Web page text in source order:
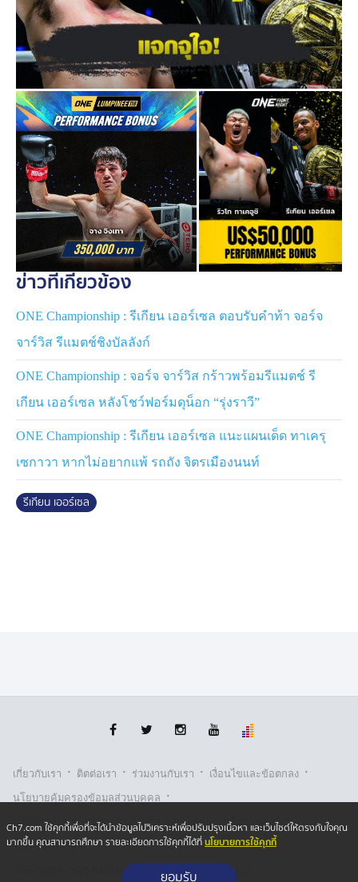
บาท ไปครอง ได้แก่ “จาง จิงเทา
” นักชกหน้าใหม่จากแดน
มังกร
ขณะที่ศึกONE Fight Night 34
จึงไม่มีข้อผูกมัดใด ๆ ในการพิจารณา และการชนะน็อกหรือ
119วันศุกร์ที่ 8 ส.ค.นี้ โดยแฟนกีฬาชาวไทยสามารถจอง
บัตรเข้าชมในสนามผ่านทาง THAI TICKET MAJOR คู่แรก
35 (ภาษาไทย) เริ่ม 20.30 น. รวมทั้งติดตามข่าวสารและ
ความคืบหน้าของศึกนี้ได้ที่เฟซบุ๊ก ONE Championship
Thailand เว็บไซต์ ONEFC.com อินสตาแกรม
ข่าวที่เกี่ยวข้อง
ONE Championship : รีเกียน เออร์เซล ตอบรับคำท้า จอร์จ
จาร์วิส รีแมตช์ชิงบัลลังก์
ONE Championship : จอร์จ จาร์วิส กร้าวพร้อมรีแมตช์ รี
เกียน เออร์เซล หลังโชว์ฟอร์มดุน็อก “รุ่งราวี”
ONE Championship : รีเกียน เออร์เซล แนะแผนเด็ด ทาเครุ
เซกาวา หากไม่อยากแพ้ รถถัง จิตรเมืองนนท์
รีเกียน เออร์เซล
เกี่ยวกับเรา · ติตต่อเรา · ร่วมงานกับเรา · เงื่อนไขและข้อตกลง ·
นโยบายคุ้มครองข้อมูลส่วนบุคคล ·
นโยบายคุ้มครองข้อมูลส่วนบุคคล (ออนไลน์) · นโยบายคุกกี้ ·
รับเรื่องร้องเรียน
Copyright © 2026 Bangkok Broadcasting & T.V. Co.,Ltd.
Ch7.com ใช้คุกกี้เพื่อที่จะได้นำข้อมูลไปวิเคราะห์เพื่อปรับปรุงเนื้อหา และเว็บไซต์ให้ตรงกับใจคุณ
มากขึ้น คุณสามารถศึกษา รายละเอียดการใช้คุกกี้ได้ที่นโยบายการใช้คุกกี้
ยอมรับ